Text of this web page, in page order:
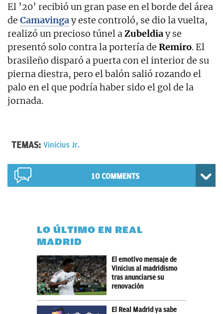
El ’20’ recibió un gran pase en el borde del área
de Camavingay este controló, se dio la vuelta,
realizó un precioso túnel aZubeldiay se
presentó solo contra la portería de Remiro. El
brasileño disparó a puerta con el interior de su
pierna diestra, pero el balón salió rozando el
palo en el que podría haber sido el gol de la
jornada.
TEMAS: Vinicius Jr.
10 COMMENTS
LO ÚLTIMO EN REAL
MADRID
El emotivo mensaje de
Vinicius al madridismo
tras anunciarse su
renovación
El Real Madrid ya sabe